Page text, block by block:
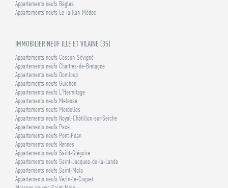
Appartements neufs Bègles
Appartements neufs Le Taillan-Médoc
IMMOBILIER NEUF ILLE ET VILAINE (35)
Appartements neufs Cesson-Sévigné
Appartements neufs Chartres-de-Bretagne
Appartements neufs Domloup
Appartements neufs Guichen
Appartements neufs L'Hermitage
Appartements neufs Melesse
Appartements neufs Mordelles
Appartements neufs Noyal-Châtillon-sur-Seiche
Appartements neufs Pacé
Appartements neufs Pont-Péan
Appartements neufs Rennes
Appartements neufs Saint-Grégoire
Appartements neufs Saint-Jacques-de-la-Lande
Appartements neufs Saint-Malo
Appartements neufs Vezin-le-Coquet